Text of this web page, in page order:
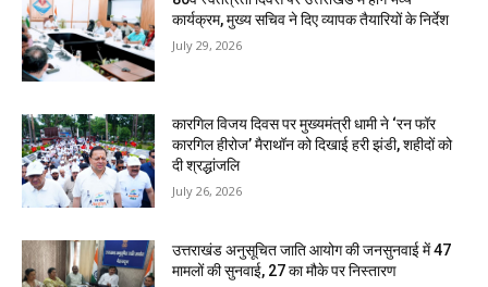
कार्यक्रम, मुख्य सचिव ने दिए व्यापक तैयारियों के निर्देश
July 29, 2026
कारगिल विजय दिवस पर मुख्यमंत्री धामी ने ‘रन फॉर
कारगिल हीरोज’ मैराथॉन को दिखाई हरी झंडी, शहीदों को
दी श्रद्धांजलि
July 26, 2026
उत्तराखंड अनुसूचित जाति आयोग की जनसुनवाई में 47
मामलों की सुनवाई, 27 का मौके पर निस्तारण